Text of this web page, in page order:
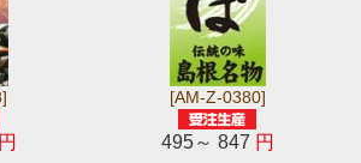
円
[AM-Z-0380]
495～ 847 円